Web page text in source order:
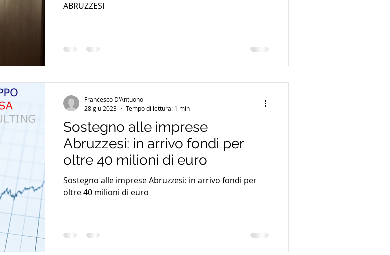
ABRUZZESI
Sostegno alle imprese
Abruzzesi: in arrivo fondi per
oltre 40 milioni di euro
Sostegno alle imprese Abruzzesi: in arrivo fondi per
oltre 40 milioni di euro
Francesco D'Antuono
28 giu 2023
Tempo di lettura: 1 min